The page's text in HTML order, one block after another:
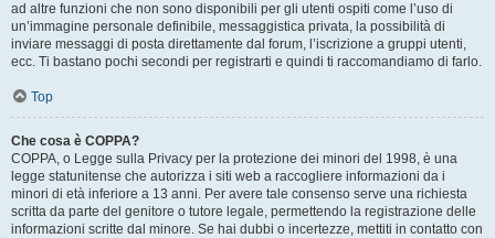
ad altre funzioni che non sono disponibili per gli utenti ospiti come l’uso di
un’immagine personale definibile, messaggistica privata, la possibilità di
inviare messaggi di posta direttamente dal forum, l’iscrizione a gruppi utenti,
ecc. Ti bastano pochi secondi per registrarti e quindi ti raccomandiamo di farlo.
Top
Che cosa è COPPA?
COPPA, o Legge sulla Privacy per la protezione dei minori del 1998, è una
legge statunitense che autorizza i siti web a raccogliere informazioni da i
minori di età inferiore a 13 anni. Per avere tale consenso serve una richiesta
scritta da parte del genitore o tutore legale, permettendo la registrazione delle
informazioni scritte dal minore. Se hai dubbi o incertezze, mettiti in contatto con